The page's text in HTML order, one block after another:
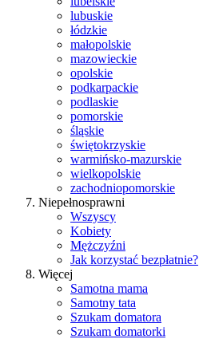
lubuskie
łódzkie
małopolskie
mazowieckie
opolskie
podkarpackie
podlaskie
pomorskie
śląskie
świętokrzyskie
warmińsko-mazurskie
wielkopolskie
zachodniopomorskie
Niepełnosprawni
Wszyscy
Kobiety
Mężczyźni
Jak korzystać bezpłatnie?
Więcej
Samotna mama
Samotny tata
Szukam domatora
Szukam domatorki